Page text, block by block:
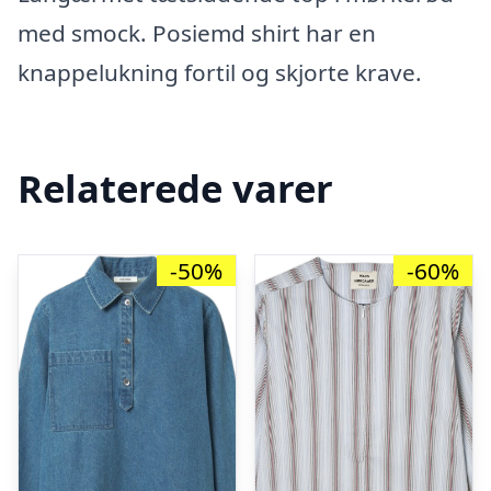
med smock. Posiemd shirt har en
knappelukning fortil og skjorte krave.
Relaterede varer
-50% -60%